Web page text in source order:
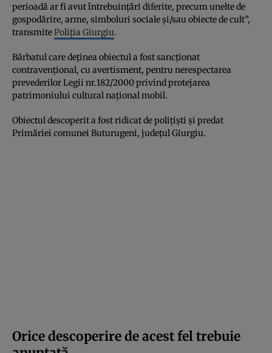
perioadă ar fi avut întrebuințări diferite, precum unelte de
gospodărire, arme, simboluri sociale și/sau obiecte de cult”,
transmitePoliția Giurgiu.
Bărbatul care deținea obiectul a fost sancționat
contravențional, cu avertisment, pentru nerespectarea
prevederilor Legii nr.182/2000 privind protejarea
patrimoniului cultural național mobil.
Obiectul descoperit a fost ridicat de polițiști și predat
Primăriei comunei Buturugeni, județul Giurgiu.
Orice descoperire de acest fel trebuie